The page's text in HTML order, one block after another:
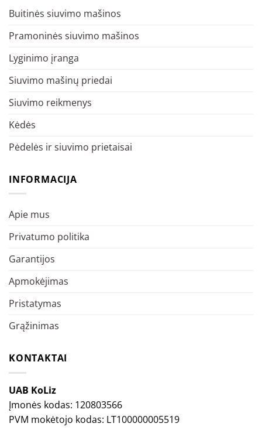
Buitinės siuvimo mašinos
Pramoninės siuvimo mašinos
Lyginimo įranga
Siuvimo mašinų priedai
Siuvimo reikmenys
Kėdės
Pėdelės ir siuvimo prietaisai
INFORMACIJA
Apie mus
Privatumo politika
Garantijos
Apmokėjimas
Pristatymas
Grąžinimas
KONTAKTAI
UAB KoLiz
Įmonės kodas: 120803566
PVM mokėtojo kodas: LT100000005519